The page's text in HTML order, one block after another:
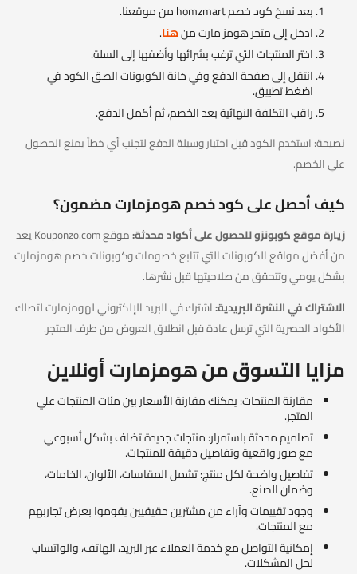
بعد نسخ كود خصم homzmart من موقعنا.
ادخل إلى متجر هومز مارت منهنا.
اختر المنتجات التي ترغب بشرائها وأضفها إلى السلة.
انتقل إلى صفحة الدفع وفي خانة الكوبونات الصق الكود في
اضغط تطبيق.
راقب التكلفة النهائية بعد الخصم، ثم أكمل الدفع.
نصيحة: استخدم الكود قبل اختيار وسيلة الدفع لتجنب أي خطأ يمنع الحصول
علي الخصم.
كيف أحصل على كود خصم هومزمارت مضمون؟
زيارة موقع كوبونزو للحصول على أكواد محدثة:
موقع Kouponzo.com يعد
من أفضل مواقع الكوبونات التي تتابع خصومات وكوبونات خصم هومزمارت
بشكل يومي وتتحقق من صلاحيتها قبل نشرها.
الاشتراك في النشرة البريدية:اشترك في البريد الإلكتروني لهومزمارت لتصلك
الأكواد الحصرية التي ترسل عادة قبل انطلاق العروض من طرف المتجر.
مزايا التسوق من هومزمارت أونلاين
مقارنة المنتجات: يمكنك مقارنة الأسعار بين مئات المنتجات علي
المتجر.
تصاميم محدثة باستمرار: منتجات جديدة تضاف بشكل أسبوعي
مع صور واقعية وتفاصيل دقيقة للمنتجات.
تفاصيل واضحة لكل منتج: تشمل المقاسات، الألوان، الخامات،
وضمان الصنع.
وجود تقييمات وآراء من مشترين حقيقيين يقوموا بعرض تجاربهم
مع المنتجات.
إمكانية التواصل مع خدمة العملاء عبر البريد، الهاتف، والواتساب
لحل المشكلات.